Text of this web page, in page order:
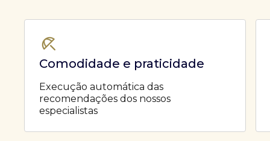
Comodidade e praticidade
Execução automática das
recomendações dos nossos
especialistas